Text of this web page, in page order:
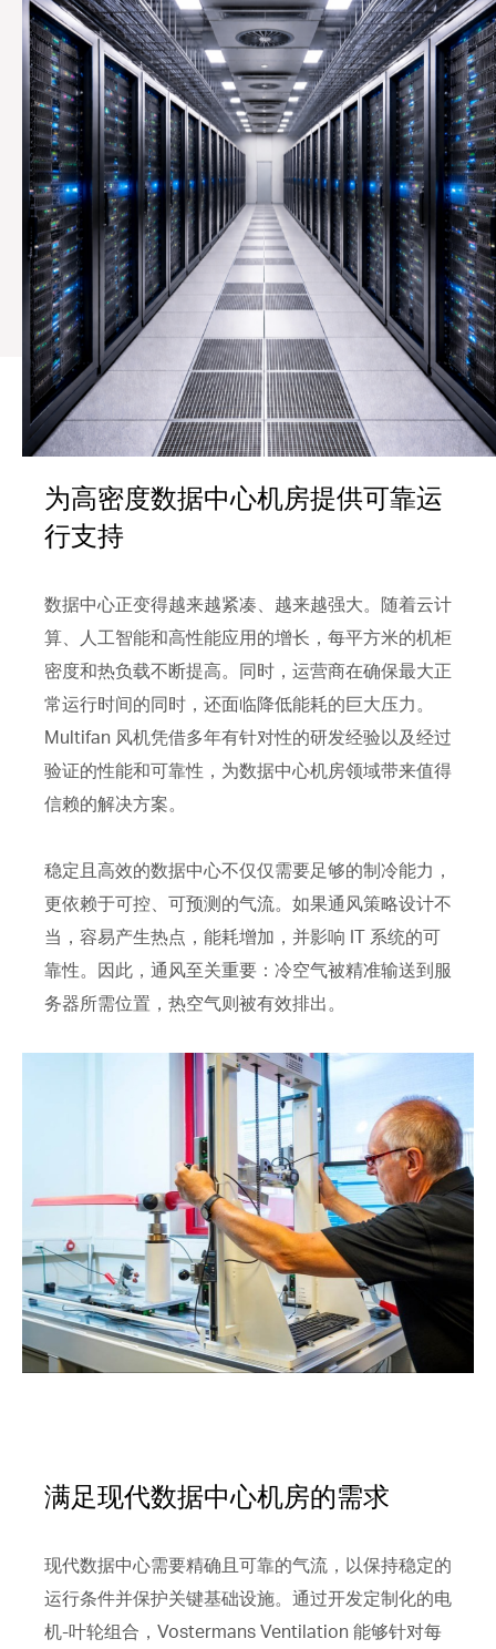
为高密度数据中心机房提供可靠运
行支持
数据中心正变得越来越紧凑、越来越强大。随着云计
算、人工智能和高性能应用的增长，每平方米的机柜
密度和热负载不断提高。同时，运营商在确保最大正
常运行时间的同时，还面临降低能耗的巨大压力。
Multifan 风机凭借多年有针对性的研发经验以及经过
验证的性能和可靠性，为数据中心机房领域带来值得
信赖的解决方案。
稳定且高效的数据中心不仅仅需要足够的制冷能力，
更依赖于可控、可预测的气流。如果通风策略设计不
当，容易产生热点，能耗增加，并影响 IT 系统的可
靠性。因此，通风至关重要：冷空气被精准输送到服
务器所需位置，热空气则被有效排出。
满足现代数据中心机房的需求
现代数据中心需要精确且可靠的气流，以保持稳定的
运行条件并保护关键基础设施。通过开发定制化的电
机-叶轮组合，Vostermans Ventilation 能够针对每